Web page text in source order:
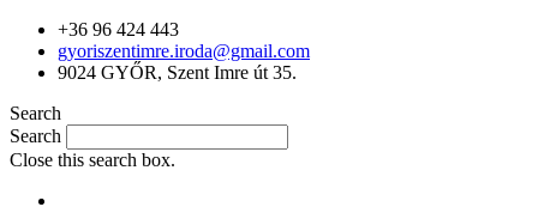
+36 96 424 443
gyoriszentimre.iroda@gmail.com
9024 GYŐR, Szent Imre út 35.
Search
Search
Close this search box.